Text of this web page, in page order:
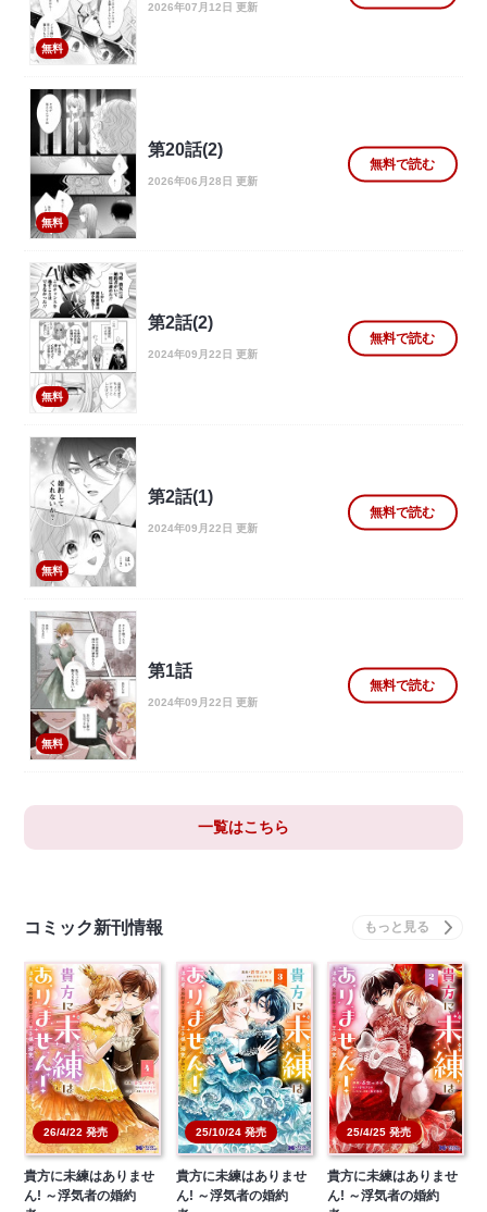
無料
2026年07月12日 更新
無料
第20話(2)
2026年06月28日 更新
無料で読む
無料
第2話(2)
2024年09月22日 更新
無料で読む
無料
第2話(1)
2024年09月22日 更新
無料で読む
無料
第1話
2024年09月22日 更新
無料で読む
一覧はこちら
コミック新刊情報
26/4/22 発売
貴方に未練はありませ
ん! ～浮気者の婚約
25/10/24 発売
貴方に未練はありませ
ん! ～浮気者の婚約
25/4/25 発売
貴方に未練はありませ
ん! ～浮気者の婚約